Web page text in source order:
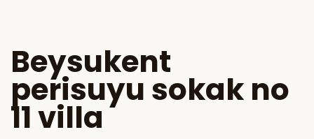
Beysukent
perisuyu sokak no
11 villa